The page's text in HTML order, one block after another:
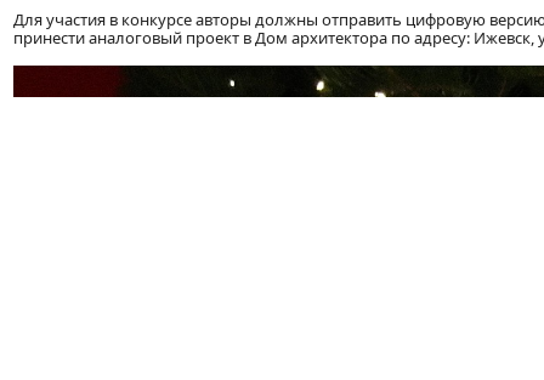
Для участия в конкурсе авторы должны отправить цифровую
принести аналоговый проект в Дом архитектора по адресу: Ижевск,